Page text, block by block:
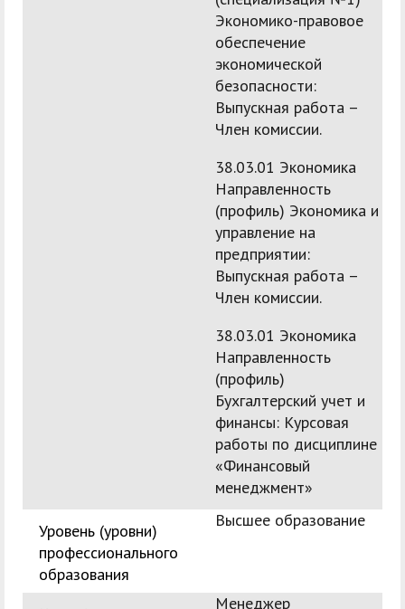
Экономико-правовое
обеспечение
экономической
безопасности:
Выпускная работа –
Член комиссии.
38.03.01 Экономика
Направленность
(профиль) Экономика и
управление на
предприятии:
Выпускная работа –
Член комиссии.
38.03.01 Экономика
Направленность
(профиль)
Бухгалтерский учет и
финансы: Курсовая
работы по дисциплине
«Финансовый
менеджмент»
Уровень (уровни)
профессионального
образования
Высшее образование
Менеджер